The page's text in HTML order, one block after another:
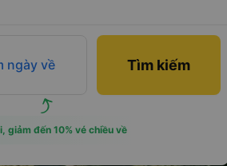
ngày về Tìm kiếm
giảm đến 10% vé chiều về